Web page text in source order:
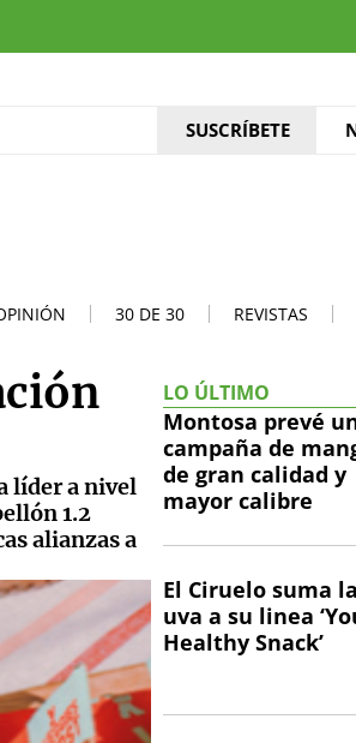
SUSCRÍBETE
30 DE 30 REVISTAS
líder a nivel
1.2
alianzas a
LO ÚLTIMO
Montosa prevé
campaña de
de gran calidad y
mayor calibre
El Ciruelo suma la
uva a su linea
Healthy Snack’